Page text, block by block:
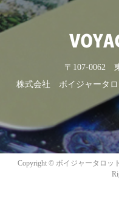
〒107-0062
株式会社 ボイジャータロ
Copyright © ボイジャータロッ